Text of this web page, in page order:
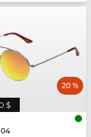
$
20 %
04